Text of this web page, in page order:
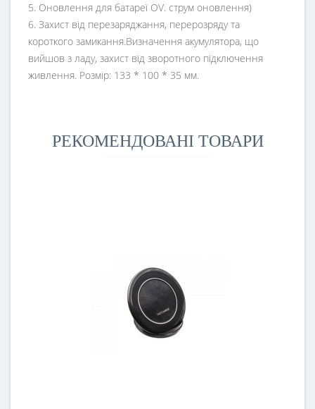
5. Оновлення для батареї OV. струм оновлення)
6. Захист від перезаряджання, перерозряду та
короткого замикання.Визначення акумулятора, що
вийшов з ладу, захист від зворотного підключення
живлення. Розмір: 133 * 100 * 35 мм.
РЕКОМЕНДОВАНІ ТОВАРИ